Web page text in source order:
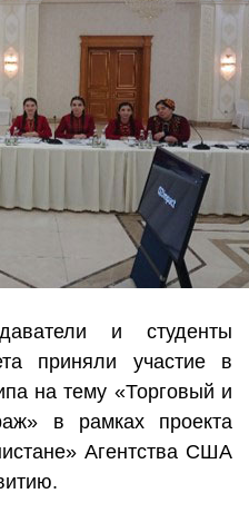
и студенты
приняли участие в
на тему «Торговый и
в рамках проекта
Агентства США